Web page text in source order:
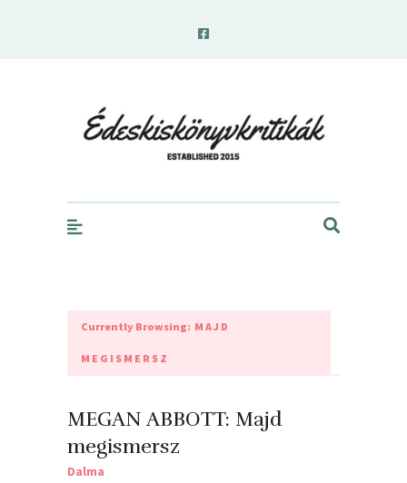
Currently Browsing: MAJD
MEGISMERSZ
MEGAN ABBOTT: Majd
megismersz
Dalma